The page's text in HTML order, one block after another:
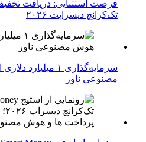
تک‌کرانچ دیسراپت ۲۰۲۶
سرمایه‌گذاری ۱
مصنوعی ناور